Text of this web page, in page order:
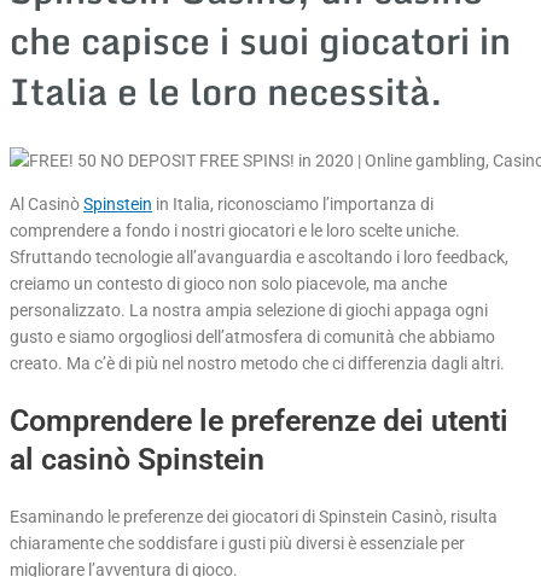
che capisce i suoi giocatori in
Italia e le loro necessità.
Al CasinòSpinstein in Italia, riconosciamo l’importanza di
comprendere a fondo i nostri giocatori e le loro scelte uniche.
Sfruttando tecnologie all’avanguardia e ascoltando i loro feedback,
creiamo un contesto di gioco non solo piacevole, ma anche
personalizzato. La nostra ampia selezione di giochi appaga ogni
gusto e siamo orgogliosi dell’atmosfera di comunità che abbiamo
creato. Ma c’è di più nel nostro metodo che ci differenzia dagli altri.
Comprendere le preferenze dei utenti
al casinò Spinstein
Esaminando le preferenze dei giocatori di Spinstein Casinò, risulta
chiaramente che soddisfare i gusti più diversi è essenziale per
migliorare l’avventura di gioco.